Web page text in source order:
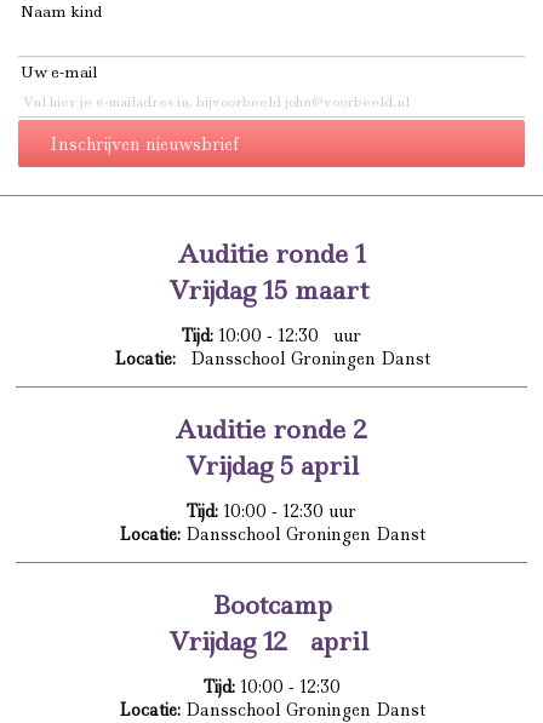
Naam kind
Uw e-mail
Auditie ronde 1
Vrijdag 15 maart
Tijd: 10:00 - 12:30 uur
Locatie:Dansschool Groningen Danst
Auditie ronde 2
Vrijdag 5 april
Tijd: 10:00 - 12:30 uur
Locatie:Dansschool Groningen Danst
Bootcamp
Vrijdag 12 april
Tijd:10:00 - 12:30
Locatie:Dansschool Groningen Danst